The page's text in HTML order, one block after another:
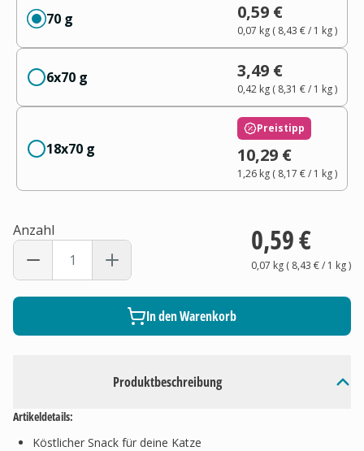
Produktbeschreibung
Artikeldetails:
Köstlicher Snack für deine Katze
70 g 0,59 €
0,07 kg( 8,43 €/ 1 kg)
6x70 g 3,49 €
0,42 kg( 8,31 €/ 1 kg)
18x70 g
Preistipp
10,29 €
1,26 kg( 8,17 €/ 1 kg)
Anzahl 0,59 €
0,07 kg( 8,43 €/ 1 kg)
In den Warenkorb